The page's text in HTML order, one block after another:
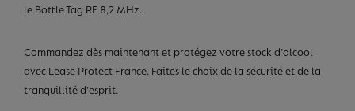
le Bottle Tag RF 8,2 MHz.
Commandez dès maintenant et protégez votre stock d'alcool
avec Lease Protect France. Faites le choix de la sécurité et de la
tranquillité d'esprit.